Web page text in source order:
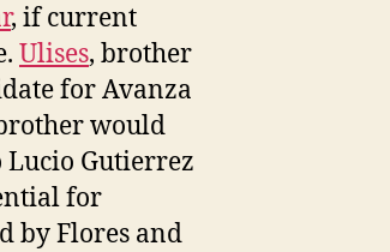
, if current
Ulises, brother
for Avanza
would
Gutierrez
for
by Flores and